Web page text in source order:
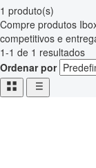
1 produto(s)
Compre produtos
competitivos e
1-1 de 1 resultados
Ordenar por